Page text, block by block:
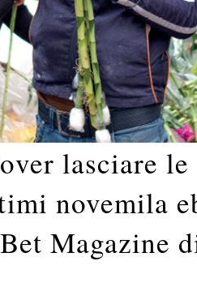
lasciare le
novemila
Magazine